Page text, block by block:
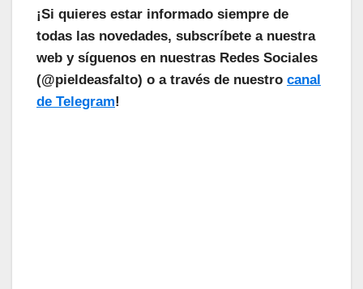
¡Si quieres estar informado siempre de
todas las novedades, subscríbete a nuestra
web y síguenos en nuestras Redes Sociales
(@pieldeasfalto) o a través de nuestro canal
de Telegram!